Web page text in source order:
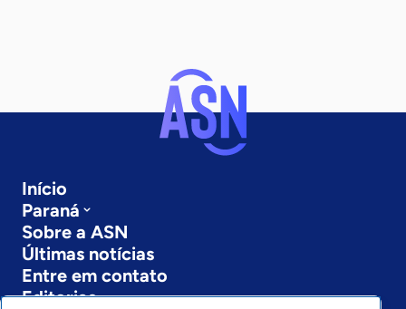
Início
Paraná
Sobre a ASN
Últimas notícias
Entre em contato
Editorias